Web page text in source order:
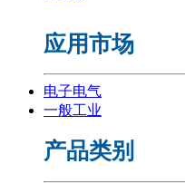
应用市场
电子电气
一般工业
产品类别